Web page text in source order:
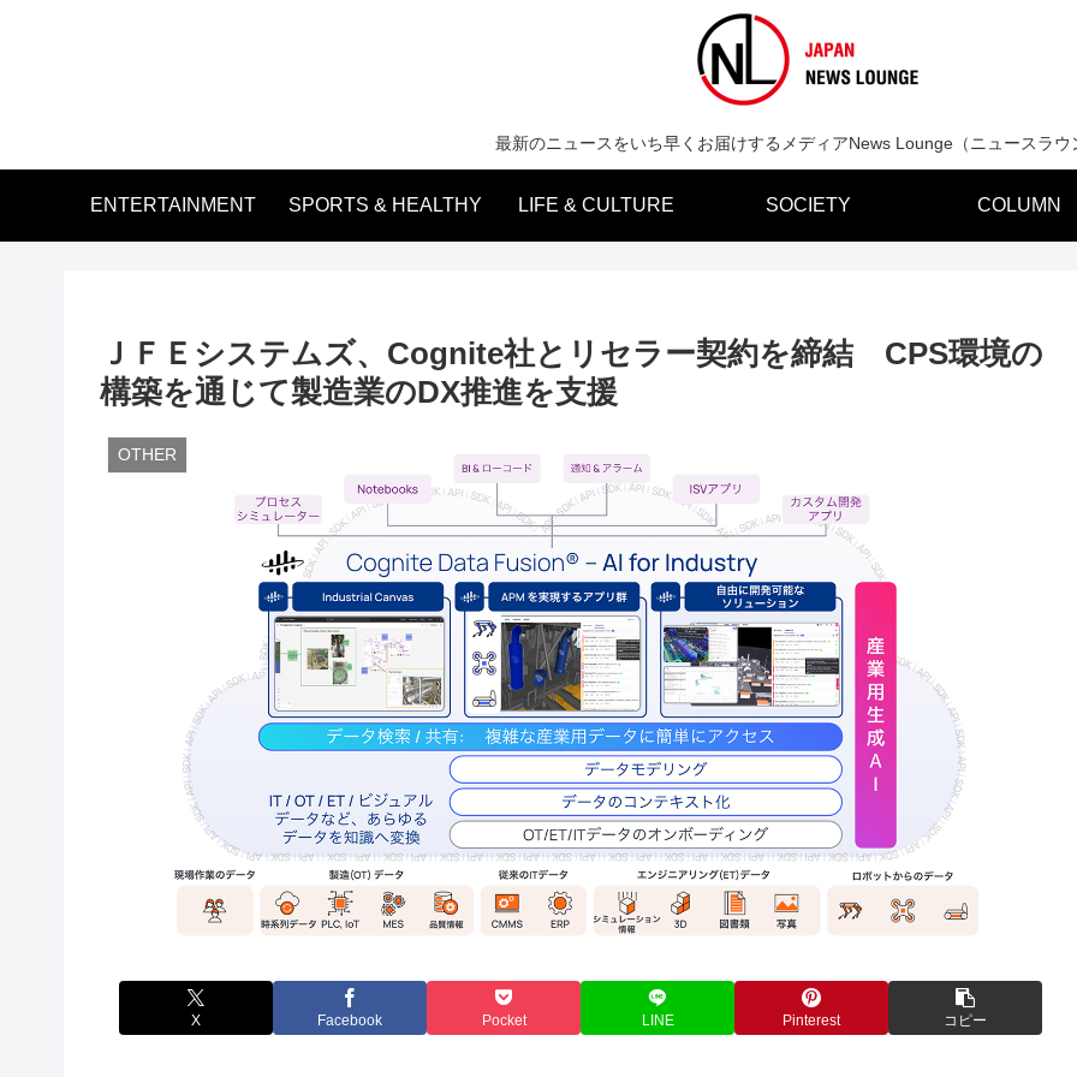
最新のニュースをいち早くお届けするメディアNews Lounge（ニュースラウ
ENTERTAINMENT SPORTS & HEALTHY LIFE & CULTURE SOCIETY COLUMN
ＪＦＥシステムズ、Cognite社とリセラー契約を締結 CPS環境の
構築を通じて製造業のDX推進を支援
OTHER
X Facebook Pocket LINE Pinterest コピー